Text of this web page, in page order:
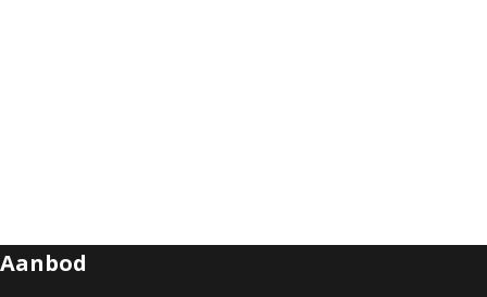
Aanbod